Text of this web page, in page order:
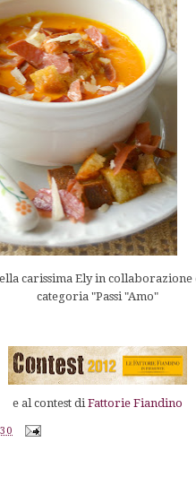
carissima Ely in
categoria "Passi "Amo"
e al contest di Fattorie Fiandino